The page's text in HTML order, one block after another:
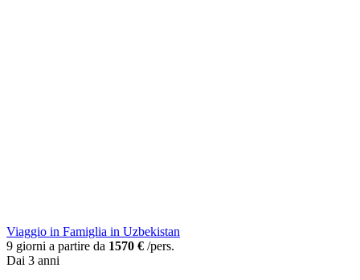
Viaggio in Famiglia in Uzbekistan
9 giorni a partire da 1570 € /pers.
Dai 3 anni